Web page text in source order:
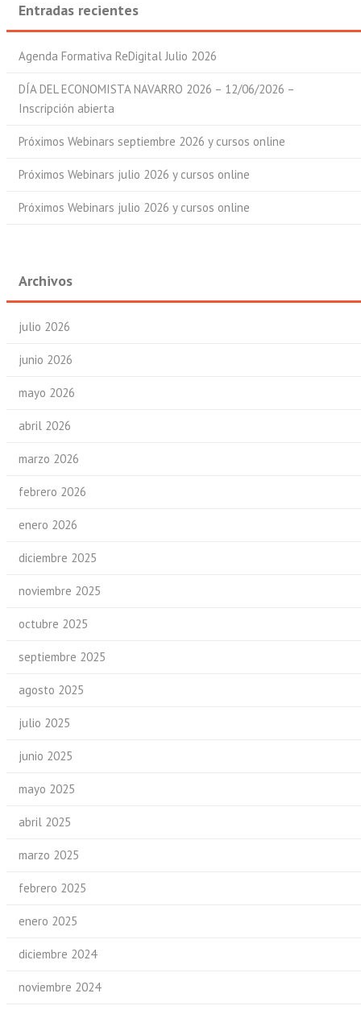
Entradas recientes
Agenda Formativa ReDigital Julio 2026
DÍA DEL ECONOMISTA NAVARRO 2026 – 12/06/2026 –
Inscripción abierta
Próximos Webinars septiembre 2026 y cursos online
Próximos Webinars julio 2026 y cursos online
Próximos Webinars julio 2026 y cursos online
Archivos
julio 2026
junio 2026
mayo 2026
abril 2026
marzo 2026
febrero 2026
enero 2026
diciembre 2025
noviembre 2025
octubre 2025
septiembre 2025
agosto 2025
julio 2025
junio 2025
mayo 2025
abril 2025
marzo 2025
febrero 2025
enero 2025
diciembre 2024
noviembre 2024